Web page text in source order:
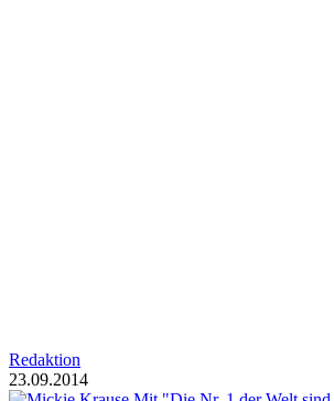
Redaktion
23.09.2014